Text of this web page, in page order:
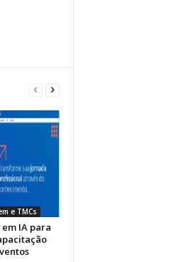
e TMCs
em IA para